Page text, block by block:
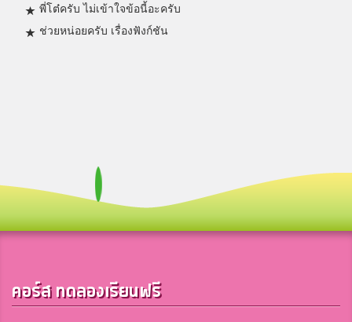
พี่โต๋ครับ ไม่เข้าใจข้อนี้อะครับ
ช่วยหน่อยครับ เรื่องฟังก์ชัน
คอร์ส ทดลองเรียนฟรี